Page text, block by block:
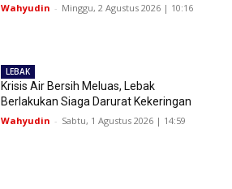
Wahyudin - Minggu, 2 Agustus 2026 | 10:16
LEBAK
Krisis Air Bersih Meluas, Lebak
Berlakukan Siaga Darurat Kekeringan
Wahyudin - Sabtu, 1 Agustus 2026 | 14:59